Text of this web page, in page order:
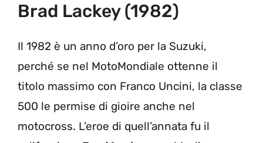
Brad Lackey (1982)
Il 1982 è un anno d’oro per la Suzuki,
perché se nel MotoMondiale ottenne il
titolo massimo con Franco Uncini, la classe
500 le permise di gioire anche nel
motocross. L’eroe di quell’annata fu il